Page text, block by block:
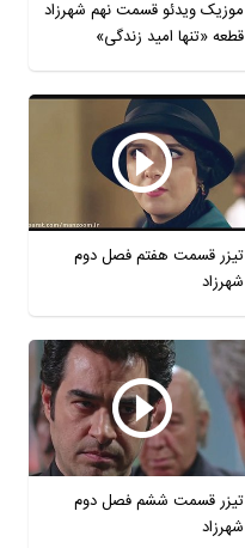
موزیک ویدئو قسمت نهم شهرزاد
قطعه «تنها امید زندگی»
تیزر قسمت هفتم فصل دوم
شهرزاد
تیزر قسمت ششم فصل دوم
شهرزاد